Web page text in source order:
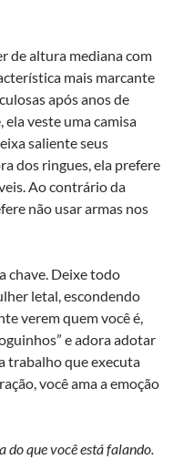
de altura mediana com
mais marcante
após anos de
veste uma camisa
saliente seus
dos ringues, ela prefere
Ao contrário da
não usar armas nos
chave. Deixe todo
letal, escondendo
verem quem você é,
e adora adotar
trabalho que executa
você ama a emoção
do que você está falando.